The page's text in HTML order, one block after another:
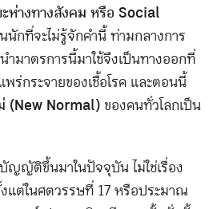
ะห่างทางสังคม หรือ Social
กที่จะไม่รู้จักคำนี้ ท่ามกลางการ
ำมาตรการนี้มาใช้จึงเป็นทางออกที่
ร่กระจายของเชื้อโรค และตอนนี้
(New Normal)ของคนทั่วโลกเป็น
ญัติขึ้นมาในปัจจุบัน ไม่ใช่เรื่อง
แต่ในศตวรรษที่ 17 หรือประมาณ